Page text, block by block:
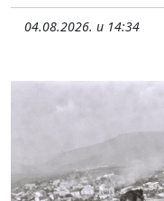
04.08.2026. u 14:34